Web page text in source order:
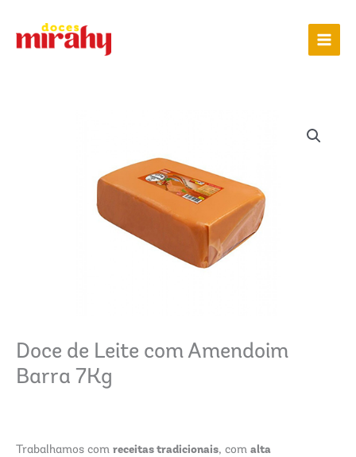
Doce de Leite com Amendoim
Barra 7Kg
Trabalhamos com receitas tradicionais, com alta